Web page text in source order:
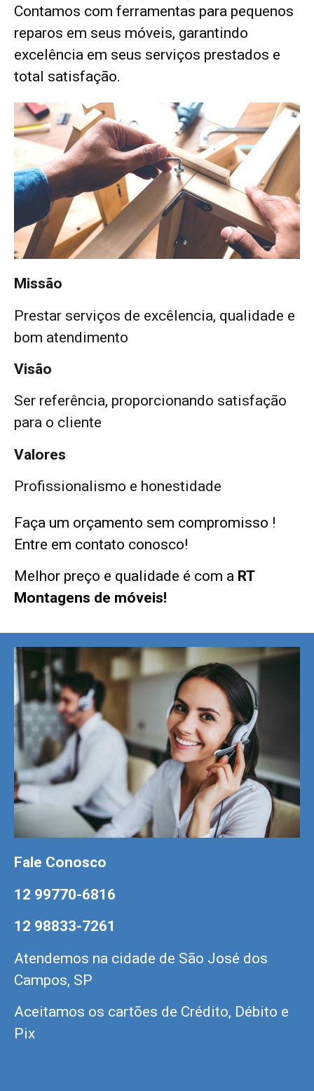
Contamos com ferramentas para pequenos
reparos em seus móveis, garantindo
excelência em seus serviços prestados e
total satisfação.
Missão
Prestar serviços de excêlencia, qualidade e
bom atendimento
Visão
Ser referência, proporcionando satisfação
para o cliente
Valores
Profissionalismo e honestidade
Faça um orçamento sem compromisso !
Entre em contato conosco!
Melhor preço e qualidade é com a RT
Montagens de móveis!
Fale Conosco
12 99770-6816
12 98833-7261
Atendemos na cidade de São José dos
Campos, SP
Aceitamos os cartões de Crédito, Débito e
Pix